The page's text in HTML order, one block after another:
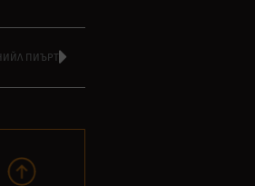
ПИЪРТ